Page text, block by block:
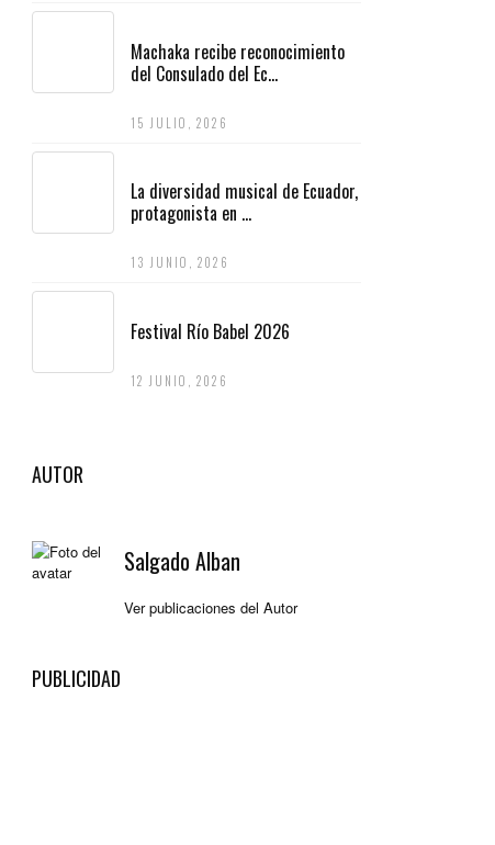
Machaka recibe reconocimiento
del Consulado del Ec...
15 JULIO, 2026
La diversidad musical de Ecuador,
protagonista en ...
13 JUNIO, 2026
Festival Río Babel 2026
12 JUNIO, 2026
AUTOR
Salgado Alban
Ver publicaciones del Autor
PUBLICIDAD